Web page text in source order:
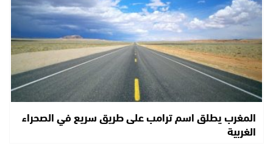
المغرب يطلق اسم ترامب على طريق سريع في الصحراء
الغربية